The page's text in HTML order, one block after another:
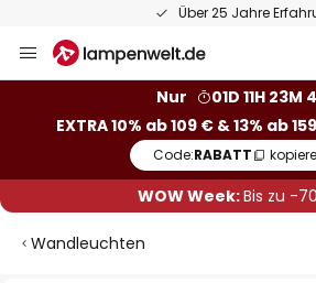
Über 25 Jahre
Inhalt
Nur
01D 11H 23M
EXTRA 10% ab 109 € & 13% ab
Code:RABATT
WOW Week:Bis zu -
Wandleuchten